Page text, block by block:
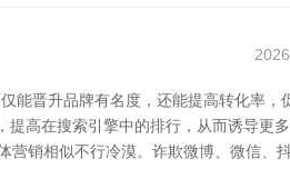
能晋升品牌有名度，还能提高转化率，
高在搜索引擎中的排行，从而诱导更
营销相似不行冷漠。诈欺微博、微信、